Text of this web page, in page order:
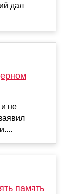
дал
не
память